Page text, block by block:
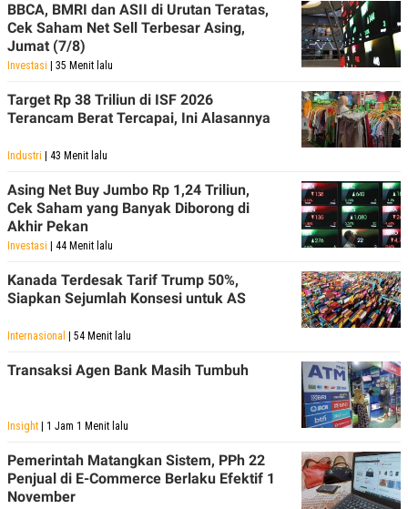
BBCA, BMRI dan ASII di Urutan Teratas,
Cek Saham Net Sell Terbesar Asing,
Jumat (7/8)
Investasi | 35 Menit lalu
Target Rp 38 Triliun di ISF 2026
Terancam Berat Tercapai, Ini Alasannya
Industri | 43 Menit lalu
Asing Net Buy Jumbo Rp 1,24 Triliun,
Cek Saham yang Banyak Diborong di
Akhir Pekan
Investasi | 44 Menit lalu
Kanada Terdesak Tarif Trump 50%,
Siapkan Sejumlah Konsesi untuk AS
Internasional | 54 Menit lalu
Transaksi Agen Bank Masih Tumbuh
Insight | 1 Jam 1 Menit lalu
Pemerintah Matangkan Sistem, PPh 22
Penjual di E-Commerce Berlaku Efektif 1
November